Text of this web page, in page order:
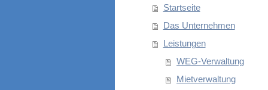
Startseite
Das Unternehmen
Leistungen
WEG-Verwaltung
Mietverwaltung